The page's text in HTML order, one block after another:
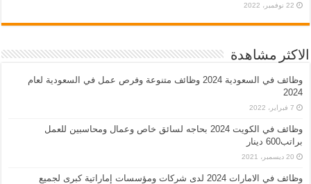
22 نوفمبر، 2022
الاكثر مشاهدة
وظائف في السعودية 2024 وظائف متنوعة وفرص عمل في السعودية لعام
2024
7 فبراير، 2022
وظائف في الكويت 2024 بحاجه لسائق خاص وعمال ومحاسبين للعمل
براتب600 دينار
20 ديسمبر، 2021
وظائف في الامارات 2024 لدى شركات ومؤسسات إماراتية كبرى لجميع